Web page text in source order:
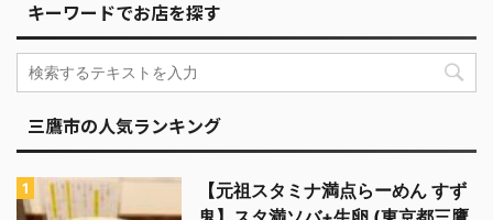
キーワードでお店を探す
三鷹市の人気ランキング
【元祖スタミナ満点らーめん すず